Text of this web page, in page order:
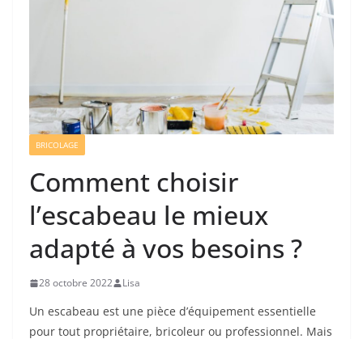
BRICOLAGE
Comment choisir
l’escabeau le mieux
adapté à vos besoins ?
28 octobre 2022 Lisa
Un escabeau est une pièce d’équipement essentielle
pour tout propriétaire, bricoleur ou professionnel. Mais